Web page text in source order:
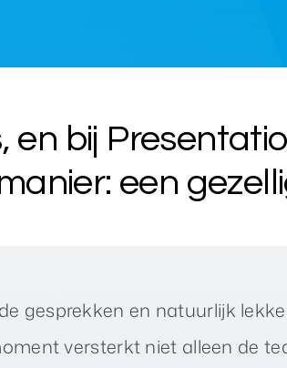
en bij
een
gesprekken en natuurlijk
versterkt niet alleen de